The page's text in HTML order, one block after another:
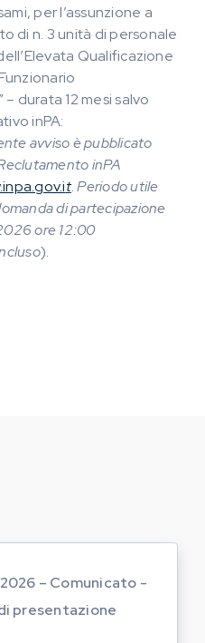
per l’assunzione a
di n. 3 unità di personale
Qualificazione
durata 12 mesi salvo
inPA:
avviso è pubblicato
inPA
t.Periodo utile
di partecipazione
ore 12:00
).
– Comunicato -
presentazione